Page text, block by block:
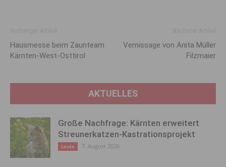
Hausmesse beim Zaunteam
Kärnten-West-Osttirol
Vernissage von Anita Müller
Filzmaier
AKTUELLES
Große Nachfrage: Kärnten erweitert
Streunerkatzen-Kastrationsprojekt
Leute 7. August 2026